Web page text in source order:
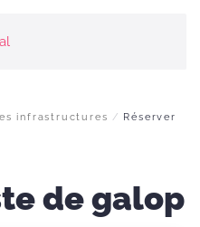
infrastructures
Réserver
de galop